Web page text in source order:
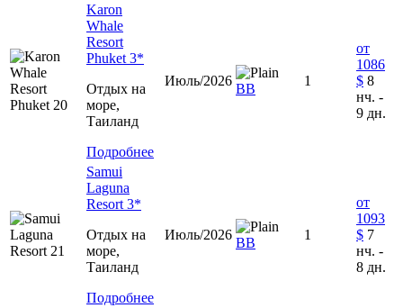
Karon
Whale
Resort
Phuket 3*
Отдых на
море,
Таиланд
Подробнее
Июль/2026
ВВ
1
от
1086
$ 8
нч. -
9 дн.
Samui
Laguna
Resort 3*
Отдых на
море,
Таиланд
Подробнее
Июль/2026
ВВ
1
от
1093
$ 7
нч. -
8 дн.